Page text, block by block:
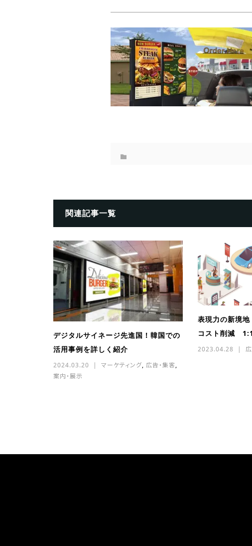
関連記事一覧
デジタルサイネージ先進国！韓国での
活用事例を詳しく紹介
2024.03.20 マーケティング, 広告・集客,
案内・展示
表現力の新境
コスト削減
2023.04.28